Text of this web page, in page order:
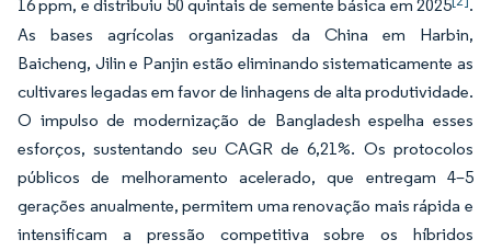
16 ppm, e distribuiu 50 quintais de semente básica em 2025
.
As bases agrícolas organizadas da China em Harbin,
Baicheng, Jilin e Panjin estão eliminando sistematicamente as
cultivares legadas em favor de linhagens de alta produtividade.
O impulso de modernização de Bangladesh espelha esses
esforços, sustentando seu CAGR de 6,21%. Os protocolos
públicos de melhoramento acelerado, que entregam 4–5
gerações anualmente, permitem uma renovação mais rápida e
intensificam a pressão competitiva sobre os híbridos